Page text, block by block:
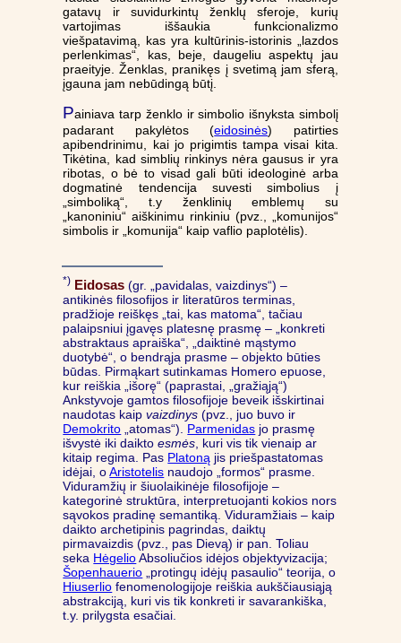
gatavų ir suvidurkintų ženklų sferoje, kurių
vartojimas iššaukia funkcionalizmo
viešpatavimą, kas yra kultūrinis-istorinis „lazdos
perlenkimas“, kas, beje, daugeliu aspektų jau
praeityje. Ženklas, pranikęs į svetimą jam sferą,
įgauna jam nebūdingą būtį.
Painiava tarp ženklo ir simbolio išnyksta simbolį
padarant pakylėtos (eidosinės) patirties
apibendrinimu, kai jo prigimtis tampa visai kita.
Tikėtina, kad simblių rinkinys nėra gausus ir yra
ribotas, o bė to visad gali būti ideologinė arba
dogmatinė tendencija suvesti simbolius į
„simboliką“, t.y ženklinių emblemų su
„kanoniniu“ aiškinimu rinkiniu (pvz., „komunijos“
simbolis ir „komunija“ kaip vaflio paplotėlis).
*) Eidosas (gr. „pavidalas, vaizdinys“) –
antikinės filosofijos ir literatūros terminas,
pradžioje reiškęs „tai, kas matoma“, tačiau
palaipsniui įgavęs platesnę prasmę – „konkreti
abstraktaus apraiška“, „daiktinė mąstymo
duotybė“, o bendrąja prasme – objekto būties
būdas. Pirmąkart sutinkamas Homero epuose,
kur reiškia „išorę“ (paprastai, „gražiąją“)
Ankstyvoje gamtos filosofijoje beveik išskirtinai
naudotas kaipvaizdinys (pvz., juo buvo ir
Demokrito „atomas“). Parmenidas jo prasmę
išvystė iki daiktoesmės , kuri vis tik vienaip ar
kitaip regima. Pas Platoną jis priešpastatomas
idėjai, oAristotelis naudojo „formos“ prasme.
Viduramžių ir šiuolaikinėje filosofijoje –
kategorinė struktūra, interpretuojanti kokios nors
sąvokos pradinę semantiką. Viduramžiais – kaip
daikto archetipinis pagrindas, daiktų
pirmavaizdis (pvz., pas Dievą) ir pan. Toliau
seka HėgelioAbsoliučios idėjos objektyvizacija;
Šopenhauerio „protingų idėjų pasaulio“ teorija, o
Hiuserlio fenomenologijoje reiškia aukščiausiąją
abstrakciją, kuri vis tik konkreti ir savarankiška,
t.y. prilygsta esačiai.